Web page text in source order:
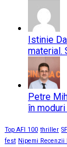
Istinie
material.
Petre
în
Top AFI 100 thriller SF
fest Nipemi Recenzii